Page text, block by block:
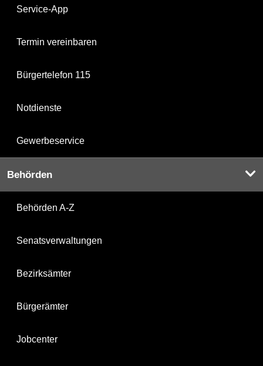
Service-App
Termin vereinbaren
Bürgertelefon 115
Notdienste
Gewerbeservice
Behörden
Behörden A-Z
Senatsverwaltungen
Bezirksämter
Bürgerämter
Jobcenter